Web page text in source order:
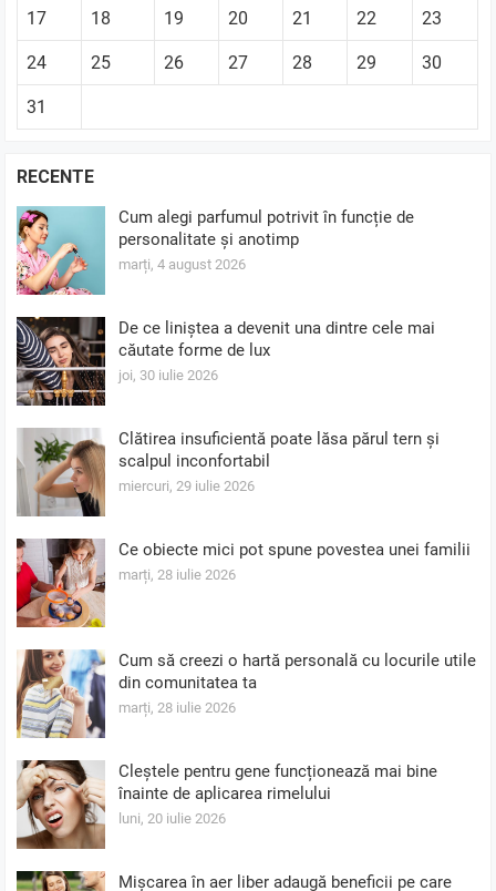
17 18 19 20 21 22 23
24 25 26 27 28 29 30
31
RECENTE
Cum alegi parfumul potrivit în funcție de
personalitate și anotimp
marți, 4 august 2026
De ce liniștea a devenit una dintre cele mai
căutate forme de lux
joi, 30 iulie 2026
Clătirea insuficientă poate lăsa părul tern și
scalpul inconfortabil
miercuri, 29 iulie 2026
Ce obiecte mici pot spune povestea unei familii
marți, 28 iulie 2026
Cum să creezi o hartă personală cu locurile utile
din comunitatea ta
marți, 28 iulie 2026
Cleștele pentru gene funcționează mai bine
înainte de aplicarea rimelului
luni, 20 iulie 2026
Mișcarea în aer liber adaugă beneficii pe care